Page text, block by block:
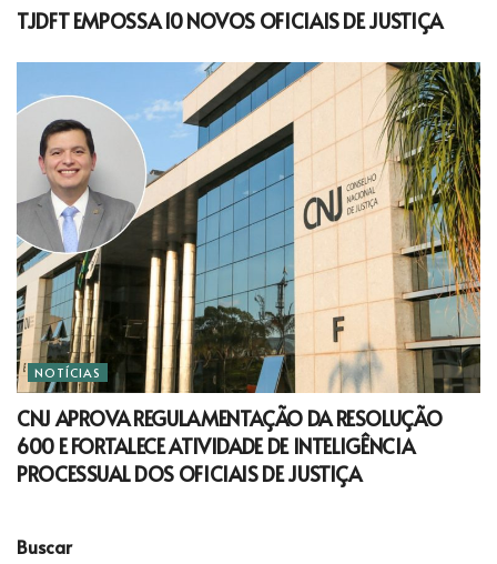
TJDFT EMPOSSA 10 NOVOS OFICIAIS DE JUSTIÇA
NOTÍCIAS
CNJ APROVA REGULAMENTAÇÃO DA RESOLUÇÃO
600 E FORTALECE ATIVIDADE DE INTELIGÊNCIA
PROCESSUAL DOS OFICIAIS DE JUSTIÇA
Buscar